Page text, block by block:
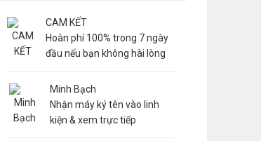
CAM KẾT
Hoàn phí 100% trong 7 ngày
đầu nếu bạn không hài lòng
Minh Bạch
Nhận máy ký tên vào linh
kiện & xem trực tiếp